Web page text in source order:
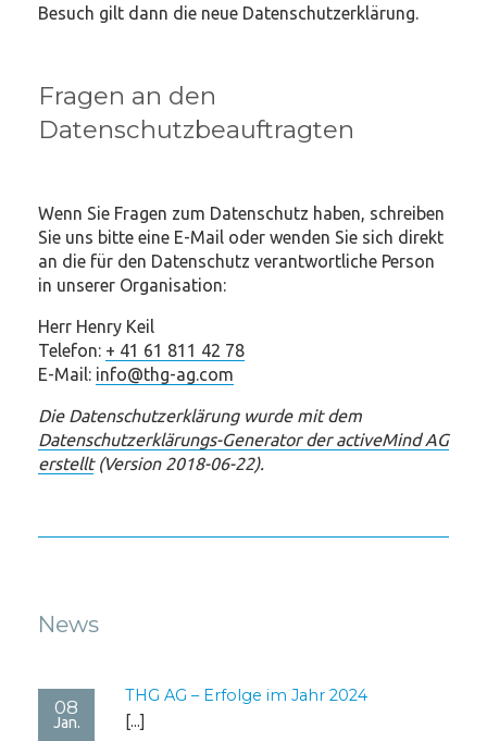
Besuch gilt dann die neue Datenschutzerklärung.
Fragen an den
Datenschutzbeauftragten
Wenn Sie Fragen zum Datenschutz haben, schreiben
Sie uns bitte eine E-Mail oder wenden Sie sich direkt
an die für den Datenschutz verantwortliche Person
in unserer Organisation:
Herr Henry Keil
Telefon: + 41 61 811 42 78
E-Mail: info@thg-ag.com
Die Datenschutzerklärung wurde mit dem
Datenschutzerklärungs-Generator der activeMind AG
erstellt(Version 2018-06-22).
News
08
Jan.
THG AG – Erfolge im Jahr 2024
[...]